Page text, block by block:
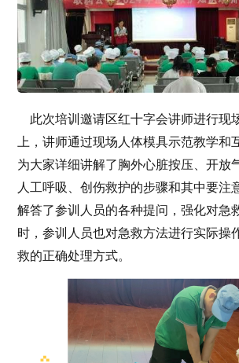
此次培训邀请区红十字会讲师进行现
上，讲师通过现场人体模具示范教学和
为大家详细讲解了胸外心脏按压、开放
人工呼吸、创伤救护的步骤和其中要注
解答了参训人员的各种提问，强化对急
时，参训人员也对急救方法进行实际操
救的正确处理方式。